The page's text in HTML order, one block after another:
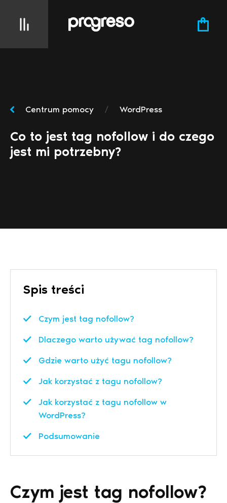
Centrum pomocy / WordPress
Co to jest tag nofollow i do czego
jest mi potrzebny?
Spis treści
Czym jest tag nofollow?
Dlaczego warto używać tag nofollow?
Gdzie warto użyć tagu nofollow?
Jak korzystać z tagu nofollow?
Jak korzystać z tagu nofollow w
WordPress?
Podsumowanie
Czym jest tag nofollow?